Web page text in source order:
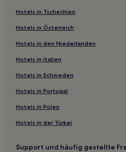
Hotels nahe Matthew Knight
Hotels nahe Pumice Desert
Hot Springs Hotels
Hotels nahe Diamond Lake
Hotels in Tschechien
Hotels in Österreich
Hotels in den Niederlanden
Hotels in Italien
Hotels in Schweden
Hotels in Portugal
Hotels in Polen
Hotels in der Türkei
Support und häufig gestellte